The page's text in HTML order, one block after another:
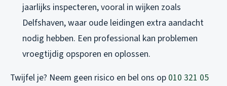
jaarlijks inspecteren, vooral in wijken zoals
Delfshaven, waar oude leidingen extra aandacht
nodig hebben. Een professional kan problemen
vroegtijdig opsporen en oplossen.
Twijfel je? Neem geen risico en bel ons op 010 321 05